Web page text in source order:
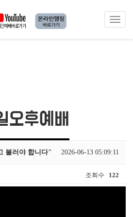
Toggle
오후예배
불러야 합니다" 2026-06-13 05:09:11
조회수 122